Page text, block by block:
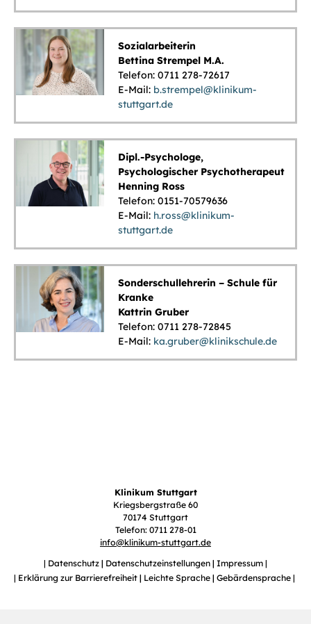
Sozialarbeiterin
Bettina Strempel M.A.
Telefon: 0711 278-72617
E-Mail: b.strempel@klinikum-
stuttgart.de
Dipl.-Psychologe,
Psychologischer Psychotherapeut
Henning Ross
Telefon: 0151-70579636
E-Mail: h.ross@klinikum-
stuttgart.de
Sonderschullehrerin – Schule für
Kranke
Kattrin Gruber
Telefon: 0711 278-72845
E-Mail: ka.gruber@klinikschule.de
Klinikum Stuttgart
Kriegsbergstraße 60
70174 Stuttgart
Telefon: 0711 278-01
info@klinikum-stuttgart.de
Datenschutz
Datenschutzeinstellungen Impressum
Erklärung zur Barrierefreiheit
Leichte Sprache Gebärdensprache